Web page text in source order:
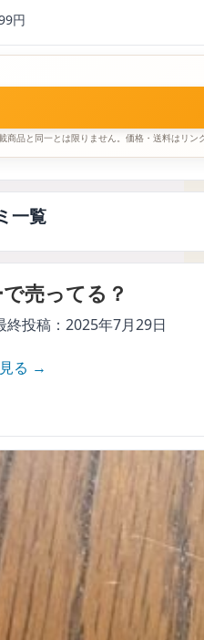
円
商品と同一とは限りません。価格・送料はリン
一覧
売ってる？
投稿： 2025年7月29日
る →